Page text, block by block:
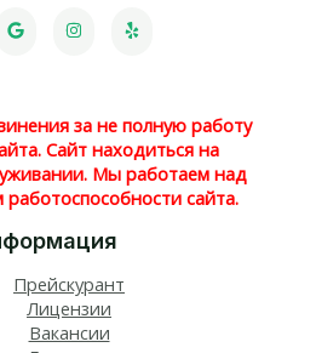
за не полную работу
Сайт находиться на
Мы работаем над
работоспособности сайта.
Прейскурант
Лицензии
Вакансии